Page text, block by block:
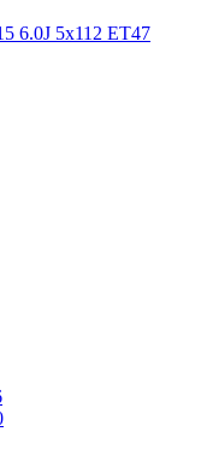
6.0J 5х112 ЕТ47